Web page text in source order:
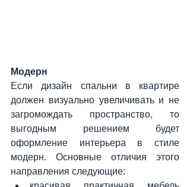
Модерн
Если дизайн спальни в квартире
должен визуально увеличивать и не
загромождать пространство, то
выгодным решением будет
оформление интерьера в стиле
модерн. Основные отличия этого
направления следующие: